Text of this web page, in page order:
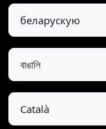
беларускую
বাঙালি
Català